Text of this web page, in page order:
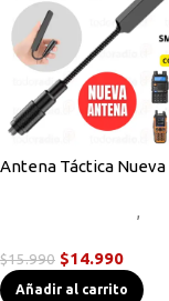
Antena Táctica Nueva
,
$15.990 $14.990
Añadir al carrito